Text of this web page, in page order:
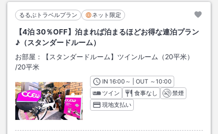
るるぶトラベルプラン ネット限定
【4泊 30％OFF】泊まれば泊まるほどお得な連泊プラン
♪（スタンダードルーム）
お部屋：
【スタンダードルーム】ツインルーム（20平米）
/20平米
INチェックイン
16:00 ～ | OUT チェックアウト
～10:00
ツイン
食事なし
禁煙
現地支払い